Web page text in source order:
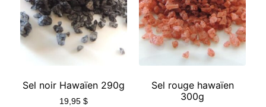
Sel noir Hawaïen 290g
19,95 $
Sel rouge hawaïen
300g